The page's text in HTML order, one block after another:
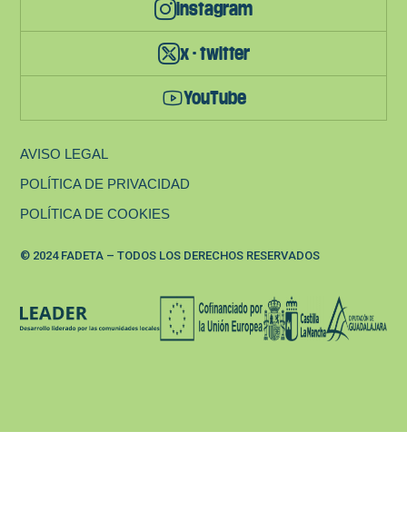
instagram
x - twitter
YouTube
© 2024 FADETA – TODOS LOS DERECHOS RESERVADOS
AVISO LEGAL
POLÍTICA DE PRIVACIDAD
POLÍTICA DE COOKIES